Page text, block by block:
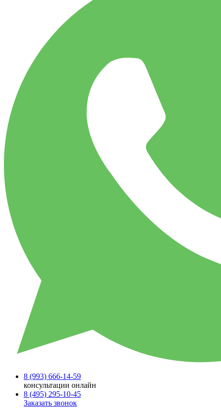
8 (993) 666-14-59
консультации онлайн
8 (495) 295-10-45
Заказать звонок